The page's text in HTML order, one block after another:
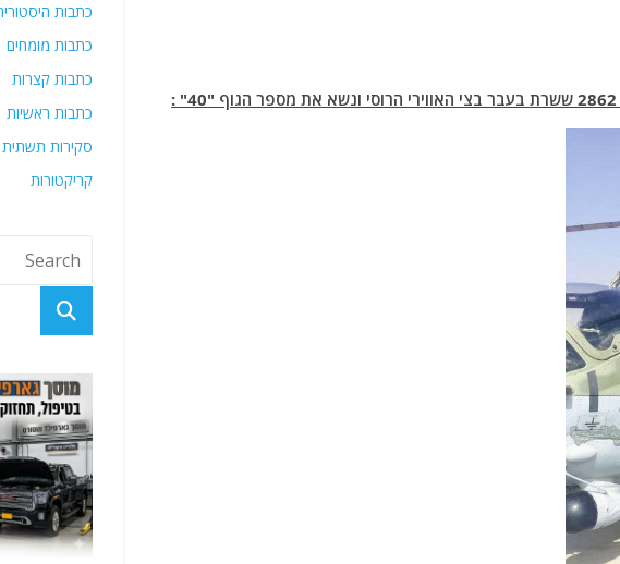
כתבות
כתבות מומחים
כתבות קצרות
כתבות ראשיות
סקירות תשתית
קריקטורות
פוסטים
הפצצנו אותם
אם המו"מ עם